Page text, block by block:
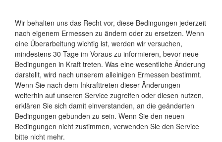
Wir behalten uns das Recht vor, diese Bedingungen jederzeit
nach eigenem Ermessen zu ändern oder zu ersetzen. Wenn
eine Überarbeitung wichtig ist, werden wir versuchen,
mindestens 30 Tage im Voraus zu informieren, bevor neue
Bedingungen in Kraft treten. Was eine wesentliche Änderung
darstellt, wird nach unserem alleinigen Ermessen bestimmt.
Wenn Sie nach dem Inkrafttreten dieser Änderungen
weiterhin auf unseren Service zugreifen oder diesen nutzen,
erklären Sie sich damit einverstanden, an die geänderten
Bedingungen gebunden zu sein. Wenn Sie den neuen
Bedingungen nicht zustimmen, verwenden Sie den Service
bitte nicht mehr.